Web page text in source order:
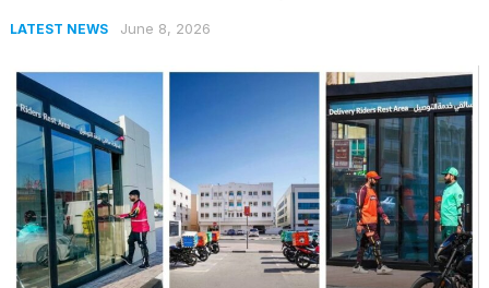
LATEST NEWS June 8, 2026